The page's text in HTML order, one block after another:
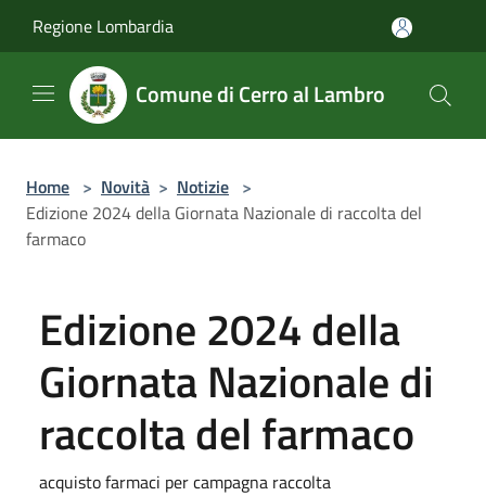
Regione Lombardia
Comune di Cerro al Lambro
Home > Novità > Notizie >
Edizione 2024 della Giornata Nazionale di raccolta del
farmaco
Edizione 2024 della
Giornata Nazionale di
raccolta del farmaco
acquisto farmaci per campagna raccolta